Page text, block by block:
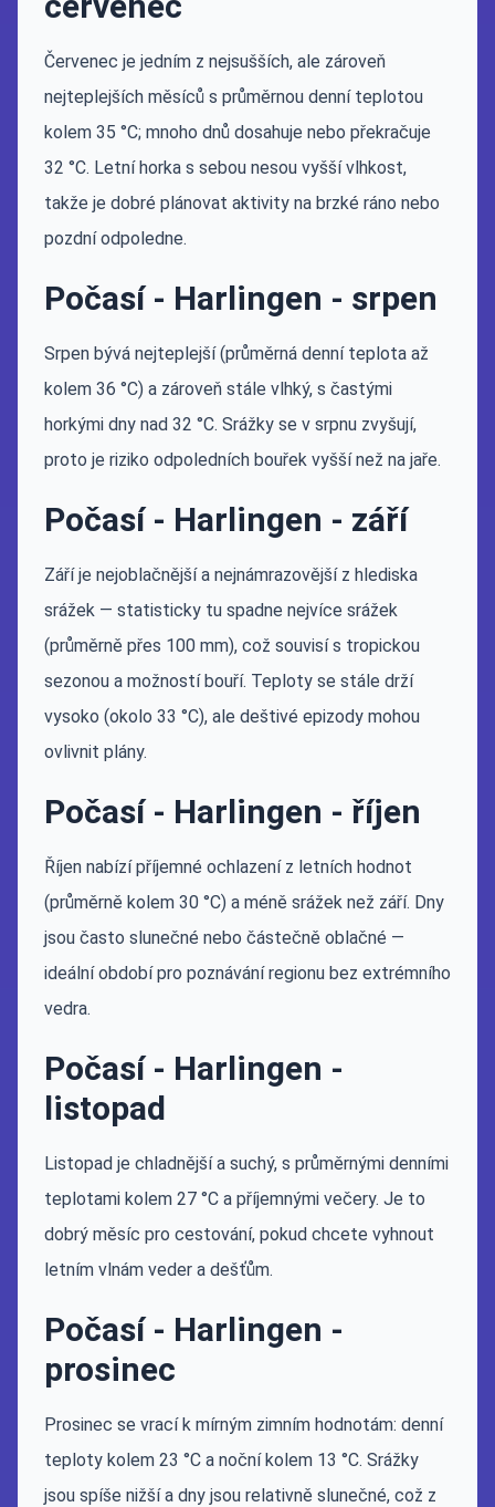
Červenec je jedním z nejsušších, ale zároveň
nejteplejších měsíců s průměrnou denní teplotou
kolem 35 °C; mnoho dnů dosahuje nebo překračuje
32 °C. Letní horka s sebou nesou vyšší vlhkost,
takže je dobré plánovat aktivity na brzké ráno nebo
pozdní odpoledne.
Počasí - Harlingen - srpen
Srpen bývá nejteplejší (průměrná denní teplota až
kolem 36 °C) a zároveň stále vlhký, s častými
horkými dny nad 32 °C. Srážky se v srpnu zvyšují,
proto je riziko odpoledních bouřek vyšší než na jaře.
Počasí - Harlingen - září
Září je nejoblačnější a nejnámrazovější z hlediska
srážek — statisticky tu spadne nejvíce srážek
(průměrně přes 100 mm), což souvisí s tropickou
sezonou a možností bouří. Teploty se stále drží
vysoko (okolo 33 °C), ale deštivé epizody mohou
ovlivnit plány.
Počasí - Harlingen - říjen
Říjen nabízí příjemné ochlazení z letních hodnot
(průměrně kolem 30 °C) a méně srážek než září. Dny
jsou často slunečné nebo částečně oblačné —
ideální období pro poznávání regionu bez extrémního
vedra.
Počasí - Harlingen -
listopad
Listopad je chladnější a suchý, s průměrnými denními
teplotami kolem 27 °C a příjemnými večery. Je to
dobrý měsíc pro cestování, pokud chcete vyhnout
letním vlnám veder a dešťům.
Počasí - Harlingen -
prosinec
Prosinec se vrací k mírným zimním hodnotám: denní
teploty kolem 23 °C a noční kolem 13 °C. Srážky
jsou spíše nižší a dny jsou relativně slunečné, což z